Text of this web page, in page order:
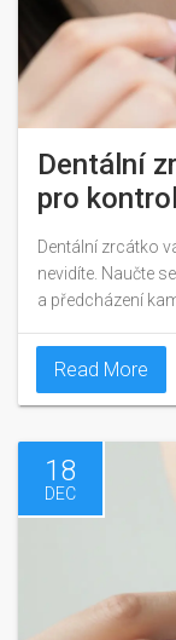
Dentální
pro
Dentální zrcátko
nevidíte. Naučte
a předcházení
Read More
18
DEC